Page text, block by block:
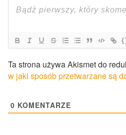
Ta strona używa Akismet do
w jaki sposób przetwarzane są
0 KOMENTARZE